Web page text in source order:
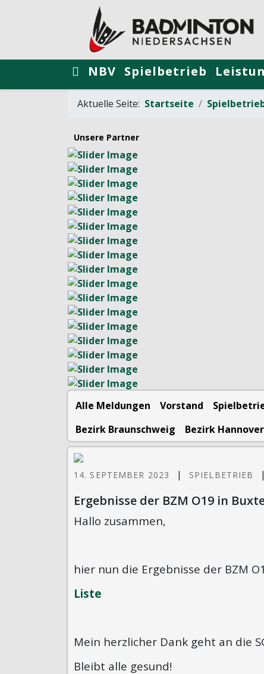
NBV Spielbetrieb
Aktuelle Seite: Startseite
Unsere Partner
Alle Meldungen Vorstand
Bezirk Braunschweig
Bezirk Hannover
14. SEPTEMBER 2023 | SPIELBETRIEB |
Ergebnisse der BZM O19 in
Hallo zusammen,
hier nun die Ergebnisse der BZM
Liste
Mein herzlicher Dank geht an die
Bleibt alle gesund!